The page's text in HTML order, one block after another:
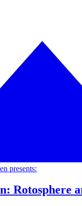
presents:
Rotosphere